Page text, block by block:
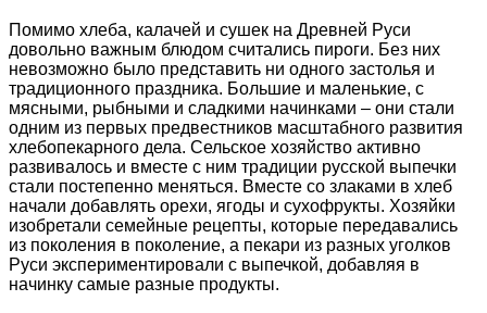
Помимо хлеба, калачей и сушек на Древней Руси
довольно важным блюдом считались пироги. Без них
невозможно было представить ни одного застолья и
традиционного праздника. Большие и маленькие, с
мясными, рыбными и сладкими начинками – они стали
одним из первых предвестников масштабного развития
хлебопекарного дела. Сельское хозяйство активно
развивалось и вместе с ним традиции русской выпечки
стали постепенно меняться. Вместе со злаками в хлеб
начали добавлять орехи, ягоды и сухофрукты. Хозяйки
изобретали семейные рецепты, которые передавались
из поколения в поколение, а пекари из разных уголков
Руси экспериментировали с выпечкой, добавляя в
начинку самые разные продукты.